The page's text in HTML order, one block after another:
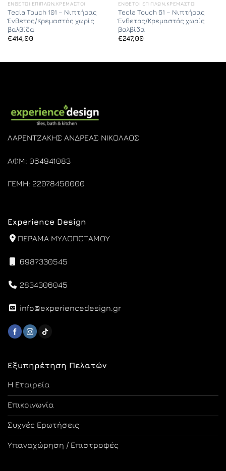
ΈΝΘΕΤΟΙ ΕΠΊΠΛΩΝ,ΚΡΕΜΑΣΤΟΊ
Tecla Touch 101 – Νιπτήρας
Ένθετος/Κρεμαστός χωρίς
βαλβίδα
€414,00
ΈΝΘΕΤΟΙ ΕΠΊΠΛΩΝ,ΚΡΕΜΑΣΤΟΊ
Tecla Touch 61 – Νιπτήρας
Ένθετος/Κρεμαστός χωρίς
βαλβίδα
€247,00
ΛΑΡΕΝΤΖΑΚΗΣ ΑΝΔΡΕΑΣ ΝΙΚΟΛΑΟΣ
ΑΦΜ: 064941083
ΓΕΜΗ: 22078450000
Εξυπηρέτηση Πελατών
Η Εταιρεία
Επικοινωνία
Συχνές Ερωτήσεις
Υπαναχώρηση / Επιστροφές
Experience Design
ΠΕΡΑΜΑ ΜΥΛΟΠΟΤΑΜΟΥ
6987330545
2834306045
info@experiencedesign.gr